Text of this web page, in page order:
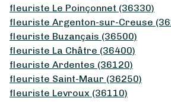
fleuriste Le Poinçonnet (36330)
fleuriste Argenton-sur-Creuse
fleuriste Buzançais (36500)
fleuriste La Châtre (36400)
fleuriste Ardentes (36120)
fleuriste Saint-Maur (36250)
fleuriste Levroux (36110)